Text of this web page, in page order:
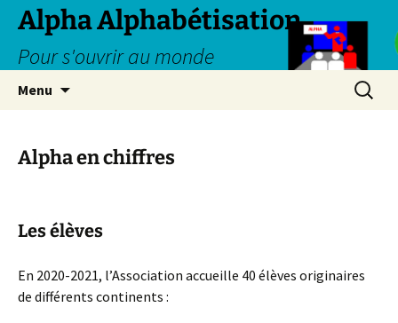
Aller
contenu
Alpha Alphabétisation
Pour s'ouvrir au monde
Menu
Alpha en chiffres
Les élèves
En 2020-2021, l’Association accueille 40 élèves originaires
de différents continents :